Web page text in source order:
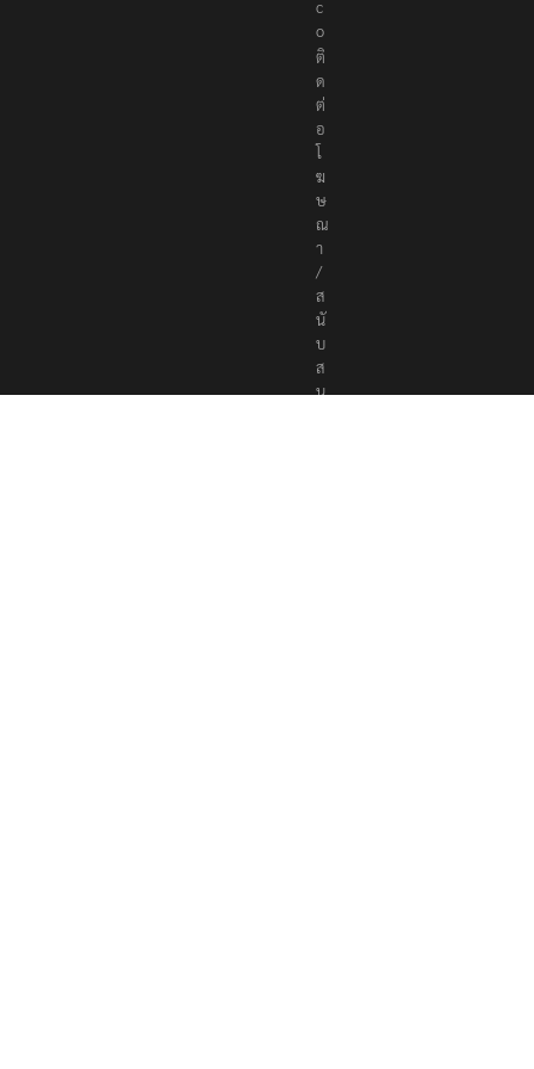
c
o
ติ
ด
ต่
อ
โ
ฆ
ษ
ณ
า
/
ส
นั
บ
ส
นุ